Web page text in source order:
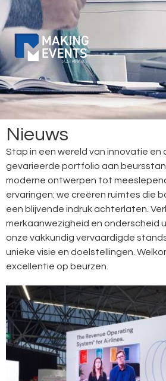
Nieuws
Stap in een wereld van innovatie
gevarieerde portfolio aan
moderne ontwerpen tot
ervaringen: we creëren ruimtes die
een blijvende indruk achterlaten.
merkaanwezigheid en onderscheid
onze vakkundig vervaardigde
unieke visie en doelstellingen.
excellentie op beurzen.